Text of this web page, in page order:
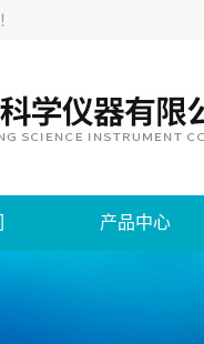
！
产品中心